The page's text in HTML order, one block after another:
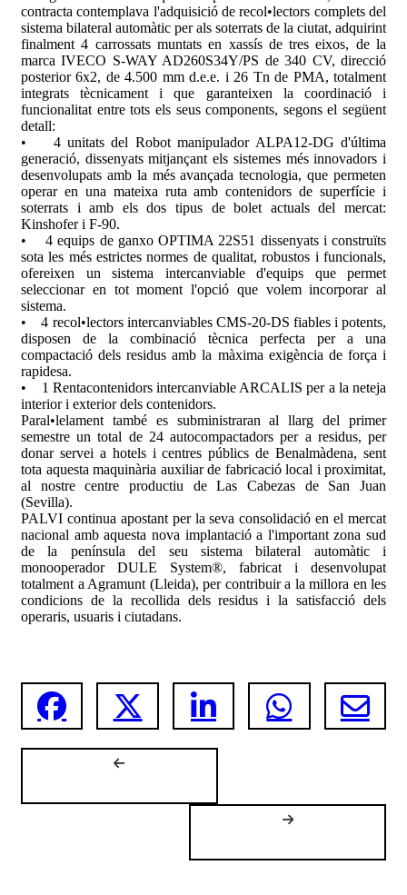
contracta contemplava l'adquisició de recol•lectors complets del
sistema bilateral automàtic per als soterrats de la ciutat, adquirint
finalment 4 carrossats muntats en xassís de tres eixos, de la
marca IVECO S-WAY AD260S34Y/PS de 340 CV, direcció
posterior 6x2, de 4.500 mm d.e.e. i 26 Tn de PMA, totalment
integrats tècnicament i que garanteixen la coordinació i
funcionalitat entre tots els seus components, segons el següent
detall:
• 4 unitats del Robot manipulador ALPA12-DG d'última
generació, dissenyats mitjançant els sistemes més innovadors i
desenvolupats amb la més avançada tecnologia, que permeten
operar en una mateixa ruta amb contenidors de superfície i
soterrats i amb els dos tipus de bolet actuals del mercat:
Kinshofer i F-90.
• 4 equips de ganxo OPTIMA 22S51 dissenyats i construïts
sota les més estrictes normes de qualitat, robustos i funcionals,
ofereixen un sistema intercanviable d'equips que permet
seleccionar en tot moment l'opció que volem incorporar al
sistema.
• 4 recol•lectors intercanviables CMS-20-DS fiables i potents,
disposen de la combinació tècnica perfecta per a una
compactació dels residus amb la màxima exigència de força i
rapidesa.
• 1 Rentacontenidors intercanviable ARCALIS per a la neteja
interior i exterior dels contenidors.
Paral•lelament també es subministraran al llarg del primer
semestre un total de 24 autocompactadors per a residus, per
donar servei a hotels i centres públics de Benalmàdena, sent
tota aquesta maquinària auxiliar de fabricació local i proximitat,
al nostre centre productiu de Las Cabezas de San Juan
(Sevilla).
PALVI continua apostant per la seva consolidació en el mercat
nacional amb aquesta nova implantació a l'important zona sud
de la península del seu sistema bilateral automàtic i
monooperador DULE System®, fabricat i desenvolupat
totalment a Agramunt (Lleida), per contribuir a la millora en les
condicions de la recollida dels residus i la satisfacció dels
operaris, usuaris i ciutadans.